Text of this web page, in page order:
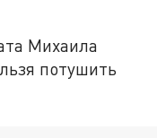
Михаила
потушить